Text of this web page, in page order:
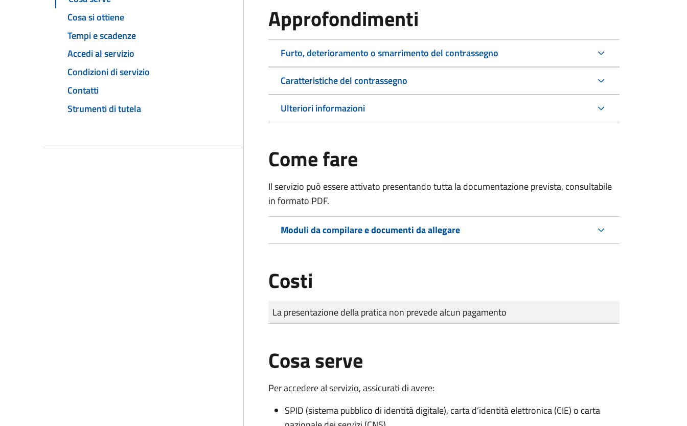
Cosa si ottiene
Tempi e scadenze
Accedi al servizio
Condizioni di servizio
Contatti
Strumenti di tutela
Approfondimenti
Furto, deterioramento o smarrimento del contrassegno
Caratteristiche del contrassegno
Ulteriori informazioni
Come fare
Il servizio può essere attivato presentando tutta la documentazione prevista, consultabile
in formato PDF.
Moduli da compilare e documenti da allegare
Costi
Tipo di pagamento
Importo
La presentazione della pratica non prevede alcun pagamento
Cosa serve
Per accedere al servizio, assicurati di avere:
SPID (sistema pubblico di identità digitale), carta d’identità elettronica (CIE) o carta